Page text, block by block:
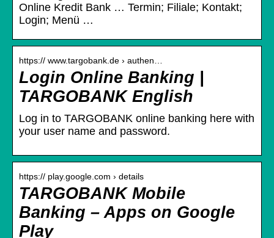
Online Kredit Bank … Termin; Filiale; Kontakt;
Login; Menü …
https:// www.targobank.de › authen…
Login Online Banking |
TARGOBANK English
Log in to TARGOBANK online banking here with
your user name and password.
https:// play.google.com › details
TARGOBANK Mobile
Banking – Apps on Google
Play